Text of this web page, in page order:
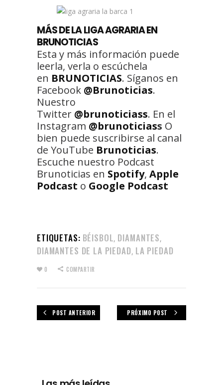
MÁS DE LA LIGA AGRARIA EN
BRUNOTICIAS
Esta y más información puede
leerla, verla o escúchela
en BRUNOTICIAS. Síganos en
Facebook @Brunoticias.
Nuestro
Twitter @brunoticiass. En el
Instagram @brunoticiass O
bien puede suscribirse al canal
de YouTube Brunoticias.
Escuche nuestro Podcast
Brunoticias en Spotify, Apple
Podcast o Google Podcast
ETIQUETAS: BÉISBOL, DIAMANTES,
DIAMANTES DE LA PIEDAD, LA PIEDAD
0 COMPARTIR
POST ANTERIOR PRÓXIMO POST